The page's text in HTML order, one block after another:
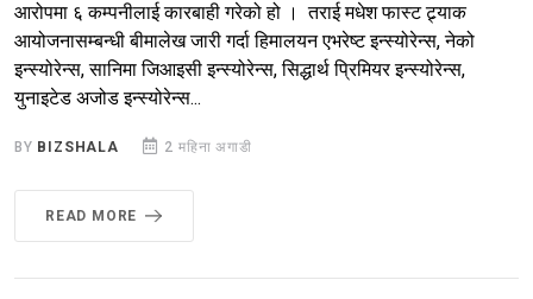
आरोपमा ६ कम्पनीलाई कारबाही गरेको हो । तराई मधेश फास्ट ट्र्याक
आयोजनासम्बन्धी बीमालेख जारी गर्दा हिमालयन एभरेष्ट इन्स्योरेन्स, नेको
इन्स्योरेन्स, सानिमा जिआइसी इन्स्योरेन्स, सिद्धार्थ प्रिमियर इन्स्योरेन्स,
युनाइटेड अजोड इन्स्योरेन्स...
BY BIZSHALA 2 महिना अगाडी
READ MORE